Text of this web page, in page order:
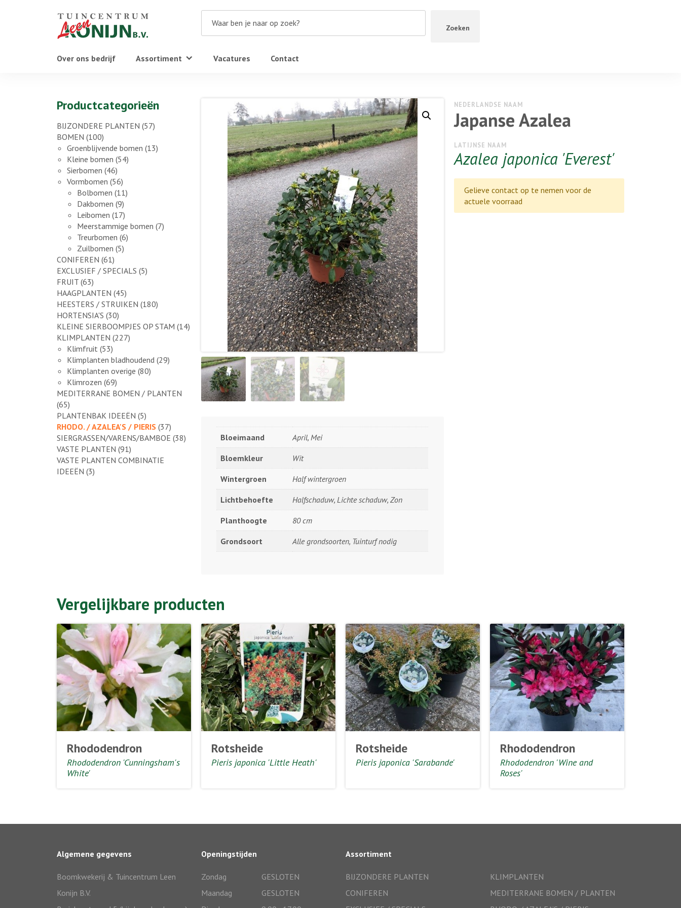
Zoeken
Over ons bedrijf Assortiment Vacatures Contact
Productcategorieën
BIJZONDERE PLANTEN (57)
BOMEN (100)
Groenblijvende bomen (13)
Kleine bomen (54)
Sierbomen (46)
Vormbomen (56)
Bolbomen (11)
Dakbomen (9)
Leibomen (17)
Meerstammige bomen (7)
Treurbomen (6)
Zuilbomen (5)
CONIFEREN (61)
EXCLUSIEF / SPECIALS (5)
FRUIT (63)
HAAGPLANTEN (45)
HEESTERS / STRUIKEN (180)
HORTENSIA'S (30)
KLEINE SIERBOOMPJES OP STAM (14)
KLIMPLANTEN (227)
Klimfruit (53)
Klimplanten bladhoudend (29)
Klimplanten overige (80)
Klimrozen (69)
MEDITERRANE BOMEN / PLANTEN
(65)
PLANTENBAK IDEEËN (5)
RHODO. / AZALEA'S / PIERIS (37)
SIERGRASSEN/VARENS/BAMBOE (38)
VASTE PLANTEN (91)
VASTE PLANTEN COMBINATIE
IDEEËN (3)
Bloeimaand April, Mei
Bloemkleur Wit
Wintergroen Half wintergroen
Lichtbehoefte Halfschaduw, Lichte schaduw, Zon
Planthoogte 80 cm
Grondsoort Alle grondsoorten, Tuinturf nodig
NEDERLANDSE NAAM
Japanse Azalea
LATIJNSE NAAM
Azalea japonica 'Everest'
Gelieve contact op te nemen voor de
actuele voorraad
Vergelijkbare producten
Rhododendron
Rhododendron 'Cunningsham's
White'
Rotsheide
Pieris japonica 'Little Heath'
Rotsheide
Pieris japonica 'Sarabande'
Rhododendron
Rhododendron 'Wine and
Roses'
Algemene gegevens
Boomkwekerij & Tuincentrum Leen
Konijn B.V.
Openingstijden
Zondag
GESLOTEN
Maandag
GESLOTEN
Assortiment
BIJZONDERE PLANTEN
CONIFEREN
KLIMPLANTEN
MEDITERRANE BOMEN / PLANTEN